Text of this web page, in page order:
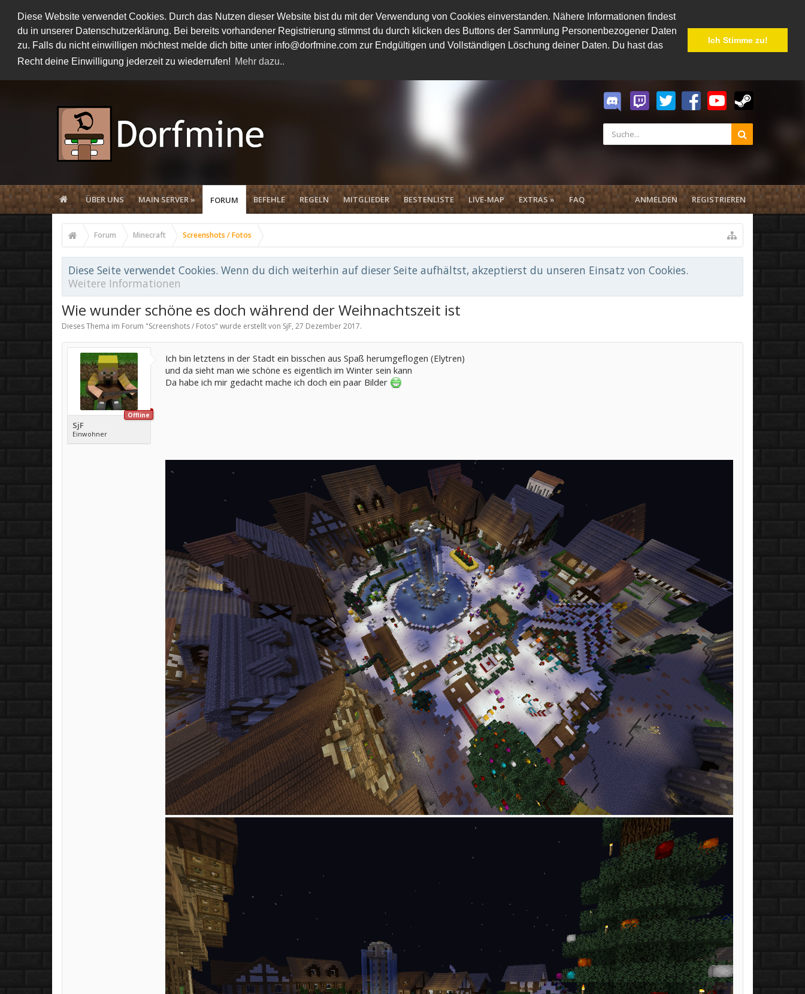
Diese Website verwendet Cookies. Durch das Nutzen dieser Website bist du mit der Verwendung von Cookies einverstanden. Nähere Informationen findest
du in unserer Datenschutzerklärung. Bei bereits vorhandener Registrierung stimmst du durch klicken des Buttons der Sammlung Personenbezogener Daten
zu. Falls du nicht einwilligen möchtest melde dich bitte unter info@dorfmine.com zur Endgültigen und Vollständigen Löschung deiner Daten. Du hast das
Recht deine Einwilligung jederzeit zu wiederrufen! Mehr dazu..
Ich Stimme zu!
ÜBER UNS MAIN SERVER » FORUM BEFEHLE REGELN MITGLIEDER BESTENLISTE LIVE-MAP EXTRAS » FAQ ANMELDEN REGISTRIEREN
Forum Minecraft Screenshots / Fotos
Diese Seite verwendet Cookies. Wenn du dich weiterhin auf dieser Seite aufhältst, akzeptierst du unseren Einsatz von Cookies.
Weitere Informationen
Wie wunder schöne es doch während der Weihnachtszeit ist
Dieses Thema im Forum "Screenshots / Fotos" wurde erstellt von SjF, 27 Dezember 2017.
Offline
SjF
Einwohner
Ich bin letztens in der Stadt ein bisschen aus Spaß herumgeflogen (Elytren)
und da sieht man wie schöne es eigentlich im Winter sein kann
Da habe ich mir gedacht mache ich doch ein paar Bilder